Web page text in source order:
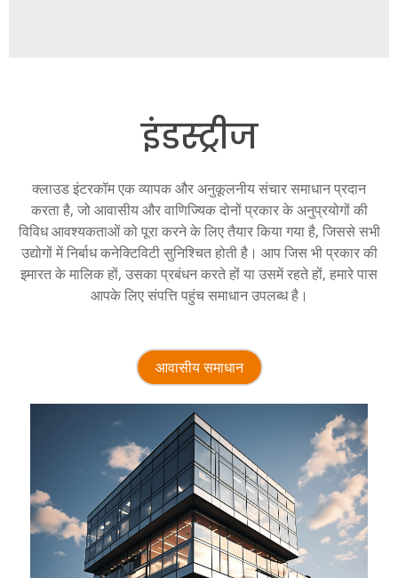
इंडस्ट्रीज
क्लाउड इंटरकॉम एक व्यापक और अनुकूलनीय संचार समाधान प्रदान
करता है, जो आवासीय और वाणिज्यिक दोनों प्रकार के अनुप्रयोगों की
विविध आवश्यकताओं को पूरा करने के लिए तैयार किया गया है, जिससे सभी
उद्योगों में निर्बाध कनेक्टिविटी सुनिश्चित होती है। आप जिस भी प्रकार की
इमारत के मालिक हों, उसका प्रबंधन करते हों या उसमें रहते हों, हमारे पास
आपके लिए संपत्ति पहुंच समाधान उपलब्ध है।
आवासीय समाधान